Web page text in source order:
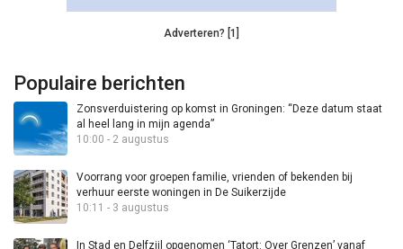
Adverteren? [1]
Populaire berichten
Zonsverduistering op komst in Groningen: “Deze datum staat
al heel lang in mijn agenda”
10:00 - 2 augustus
Voorrang voor groepen familie, vrienden of bekenden bij
verhuur eerste woningen in De Suikerzijde
10:11 - 3 augustus
In Stad en Delfzijl opgenomen ‘Tatort: Over Grenzen’ vanaf